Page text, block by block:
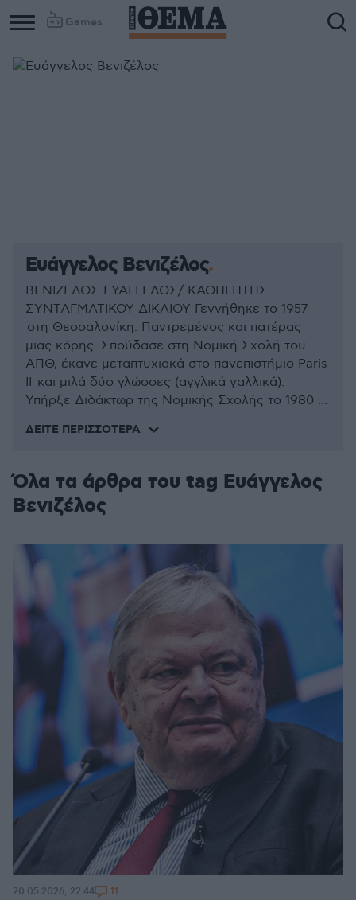
Games
Ευάγγελος Βενιζέλος
ΒΕΝΙΖΕΛΟΣ ΕΥΑΓΓΕΛΟΣ/ ΚΑΘΗΓΗΤΗΣ
ΣΥΝΤΑΓΜΑΤΙΚΟΥ ΔΙΚΑΙΟΥ Γεννήθηκε το 1957
στη Θεσσαλονίκη. Παντρεμένος και πατέρας
μιας κόρης. Σπούδασε στη Νομική Σχολή του
ΑΠΘ, έκανε μεταπτυχιακά στο πανεπιστήμιο Paris
II και μιλά δύο γλώσσες (αγγλικά γαλλικά).
Υπήρξε Διδάκτωρ της Νομικής Σχολής το 1980 ...
ΔΕΊΤΕ ΠΕΡΙΣΣΌΤΕΡΑ
Όλα τα άρθρα του tag Ευάγγελος
Βενιζέλος
20.05.2026, 22:44 11